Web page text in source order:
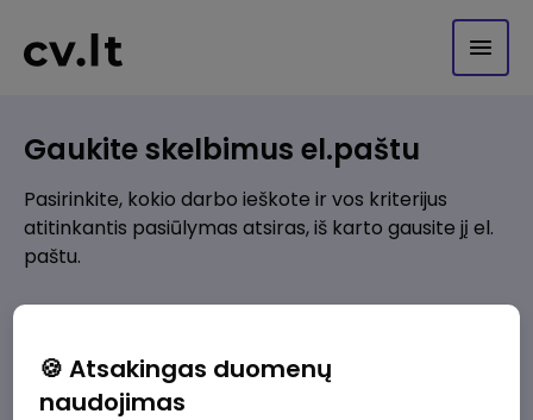
Gaukite skelbimus el.paštu
Pasirinkite, kokio darbo ieškote ir vos kriterijus
atitinkantis pasiūlymas atsiras, iš karto gausite jį el.
paštu.
Pridėti naują
🍪 Atsakingas duomenų
naudojimas